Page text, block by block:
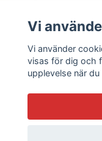
Vi
Vi använder
visas för dig och
upplevelse när